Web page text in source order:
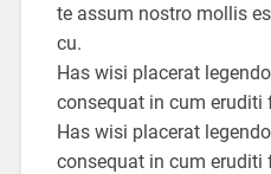
te assum nostro mollis
cu.
Has wisi placerat
consequat in cum eruditi
Has wisi placerat
consequat in cum eruditi